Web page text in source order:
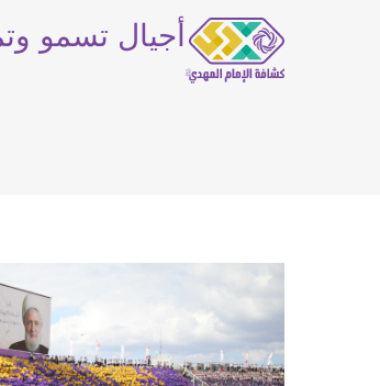
أجيال تسمو